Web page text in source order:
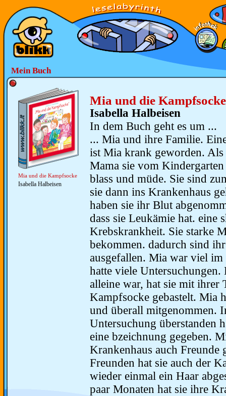
Mein Buch
Mia und die Kampfsocke
Isabella Halbeisen
Mia und die Kampfsocke
Isabella Halbeisen
In dem Buch geht es um ...
... Mia und ihre Familie.
ist Mia krank geworden. Als
Mama sie vom
blass und müde. Sie sind
sie dann ins Krankenhaus
haben sie ihr Blut
dass sie Leukämie hat. eine
Krebskrankheit. Sie starke
bekommen. dadurch sind
ausgefallen. Mia war viel
hatte viele Untersuchungen.
alleine war, hat sie mit ihrer
Kampfsocke gebastelt. Mia
und überall mitgenommen.
Untersuchung überstanden
eine bzeichnung gegeben.
Krankenhaus auch
Freunden hat sie auch der
wieder einmal ein Haar
paar Monaten hat sie ihre